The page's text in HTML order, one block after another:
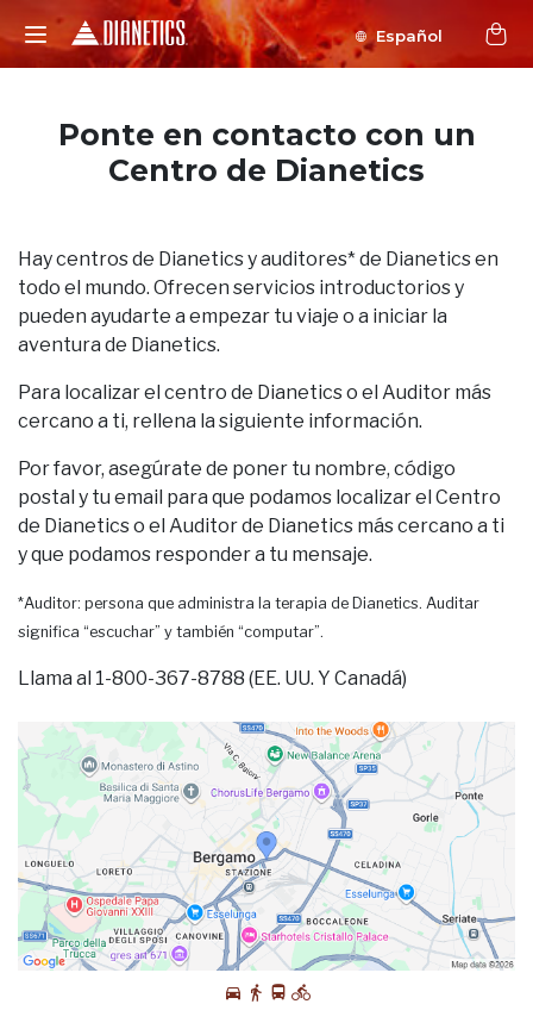
Español
Ponte en contacto con un
Centro de Dianetics
Hay centros de Dianetics y auditores* de Dianetics en
todo el mundo. Ofrecen servicios introductorios y
pueden ayudarte a empezar tu viaje o a iniciar la
aventura de Dianetics.
Para localizar el centro de Dianetics o el Auditor más
cercano a ti, rellena la siguiente información.
Por favor, asegúrate de poner tu nombre, código
postal y tu email para que podamos localizar el Centro
de Dianetics o el Auditor de Dianetics más cercano a ti
y que podamos responder a tu mensaje.
*Auditor: persona que administra la terapia de Dianetics. Auditar
significa “escuchar” y también “computar”.
Llama al 1-800-367-8788 (EE. UU. Y Canadá)